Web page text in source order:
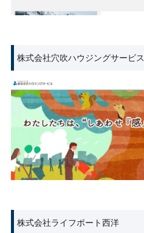
株式会社穴吹ハウジングサービス
株式会社ライフポート西洋